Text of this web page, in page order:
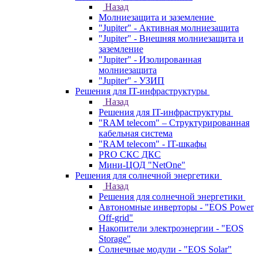
Назад
Молниезащита и заземление
"Jupiter" - Активная молниезащита
"Jupiter" - Внешняя молниезащита и
заземление
"Jupiter" - Изолированная
молниезащита
"Jupiter" - УЗИП
Решения для IT-инфраструктуры
Назад
Решения для IT-инфраструктуры
"RAM telecom" – Структурированная
кабельная система
"RAM telecom" - IT-шкафы
PRO СКС ДКС
Мини-ЦОД "NetOne"
Решения для солнечной энергетики
Назад
Решения для солнечной энергетики
Автономные инверторы - "EOS Power
Off-grid"
Накопители электроэнергии - "EOS
Storage"
Солнечные модули - "EOS Solar"